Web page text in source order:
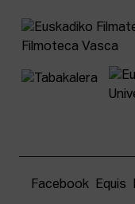
Facebook Equis